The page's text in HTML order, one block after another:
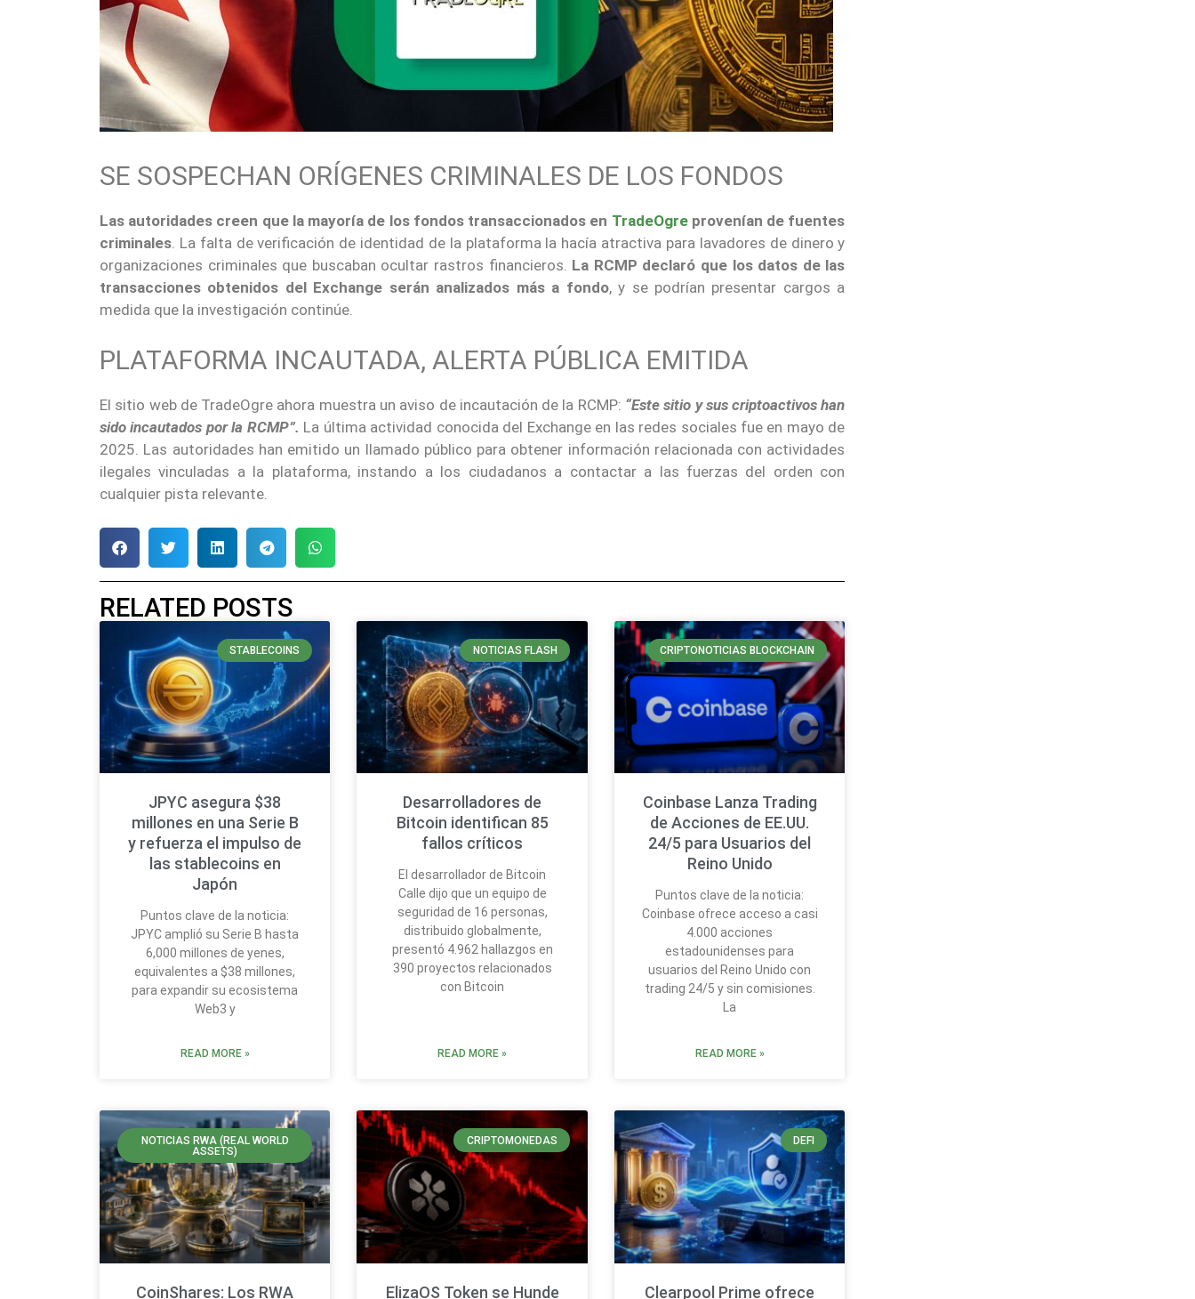
SE SOSPECHAN ORÍGENES CRIMINALES DE LOS FONDOS
Las autoridades creen que la mayoría de los fondos transaccionados en TradeOgreprovenían de fuentes
criminales. La falta de verificación de identidad de la plataforma la hacía atractiva para lavadores de dinero y
organizaciones criminales que buscaban ocultar rastros financieros. La RCMP declaró que los datos de las
transacciones obtenidos del Exchange serán analizados más a fondo, y se podrían presentar cargos a
medida que la investigación continúe.
PLATAFORMA INCAUTADA, ALERTA PÚBLICA EMITIDA
El sitio web de TradeOgre ahora muestra un aviso de incautación de la RCMP: “Este sitio y sus criptoactivos han
sido incautados por la RCMP”. La última actividad conocida del Exchange en las redes sociales fue en mayo de
2025. Las autoridades han emitido un llamado público para obtener información relacionada con actividades
ilegales vinculadas a la plataforma, instando a los ciudadanos a contactar a las fuerzas del orden con
cualquier pista relevante.
RELATED POSTS
STABLECOINS
JPYC asegura $38
millones en una Serie B
y refuerza el impulso de
las stablecoins en
Japón
Puntos clave de la noticia:
JPYC amplió su Serie B hasta
6,000 millones de yenes,
equivalentes a $38 millones,
para expandir su ecosistema
Web3 y
READ MORE »
NOTICIAS FLASH
Desarrolladores de
Bitcoin identifican 85
fallos críticos
El desarrollador de Bitcoin
Calle dijo que un equipo de
seguridad de 16 personas,
distribuido globalmente,
presentó 4.962 hallazgos en
390 proyectos relacionados
con Bitcoin
READ MORE »
CRIPTONOTICIAS BLOCKCHAIN
Coinbase Lanza Trading
de Acciones de EE.UU.
24/5 para Usuarios del
Reino Unido
Puntos clave de la noticia:
Coinbase ofrece acceso a casi
4.000 acciones
estadounidenses para
usuarios del Reino Unido con
trading 24/5 y sin comisiones.
La
READ MORE »
NOTICIAS RWA (REAL WORLD
ASSETS)
CoinShares: Los RWA
CRIPTOMONEDAS
ElizaOS Token se Hunde
DEFI
Clearpool Prime ofrece